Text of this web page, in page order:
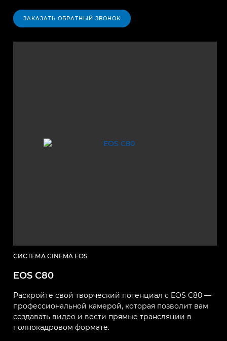
ЗАКАЗАТЬ ОБРАТНЫЙ ЗВОНОК
СИСТЕМА CINEMA EOS
EOS C80
Раскройте свой творческий потенциал с EOS C80 —
профессиональной камерой, которая позволит вам
создавать видео и вести прямые трансляции в
полнокадровом формате.